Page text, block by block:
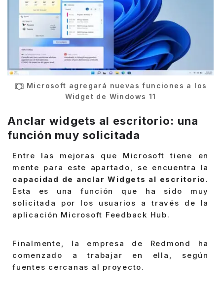
Microsoft agregará nuevas funciones a los
Widget de Windows 11
Anclar widgets al escritorio: una
función muy solicitada
Entre las mejoras que Microsoft tiene en
mente para este apartado, se encuentra la
capacidad de anclar Widgets al escritorio .
Esta es una función que ha sido muy
solicitada por los usuarios a través de la
aplicación Microsoft Feedback Hub.
Finalmente, la empresa de Redmond ha
comenzado a trabajar en ella, según
fuentes cercanas al proyecto.